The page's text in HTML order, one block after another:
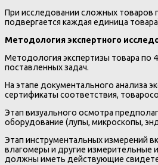
При исследовании сложных товаров
подвергается каждая единица
Методология экспертного
Методология экспертизы товара по
поставленных задач.
На этапе документального анализа
сертификаты соответствия,
Этап визуального осмотра
оборудование (лупы, микроскопы,
Этап инструментальных измерений
влагомеры и другие измерительные
должны иметь действующие